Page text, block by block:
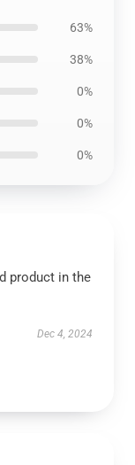
63%
38%
0%
0%
0%
product in the
Dec 4, 2024